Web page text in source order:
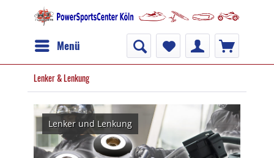
Menü
Lenker & Lenkung
Lenker und Lenkung